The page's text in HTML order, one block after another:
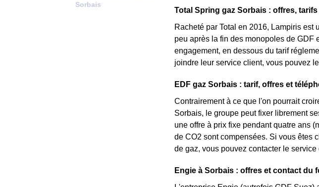
Sorbais
Total Spring gaz Sorbais : offres,
Racheté par Total en 2016, Lampiris
peu après la fin des monopoles de GDF
engagement, en dessous du tarif
joindre leur service client, vous pouvez
EDF gaz Sorbais : tarif, offres et
Contrairement à ce que l'on pourrait
Sorbais, le groupe peut fixer librement
une offre à prix fixe pendant quatre ans
de CO2 sont compensées. Si vous êtes
de gaz, vous pouvez contacter le
Engie à Sorbais : offres et contact du